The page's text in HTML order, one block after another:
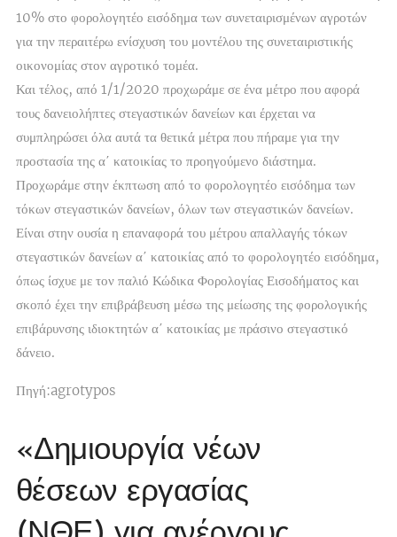
10% στο φορολογητέο εισόδημα των συνεταιρισμένων αγροτών
για την περαιτέρω ενίσχυση του μοντέλου της συνεταιριστικής
οικονομίας στον αγροτικό τομέα.
Και τέλος, από 1/1/2020 προχωράμε σε ένα μέτρο που αφορά
τους δανειολήπτες στεγαστικών δανείων και έρχεται να
συμπληρώσει όλα αυτά τα θετικά μέτρα που πήραμε για την
προστασία της α΄ κατοικίας το προηγούμενο διάστημα.
Προχωράμε στην έκπτωση από το φορολογητέο εισόδημα των
τόκων στεγαστικών δανείων, όλων των στεγαστικών δανείων.
Είναι στην ουσία η επαναφορά του μέτρου απαλλαγής τόκων
στεγαστικών δανείων α΄ κατοικίας από το φορολογητέο εισόδημα,
όπως ίσχυε με τον παλιό Κώδικα Φορολογίας Εισοδήματος και
σκοπό έχει την επιβράβευση μέσω της μείωσης της φορολογικής
επιβάρυνσης ιδιοκτητών α΄ κατοικίας με πράσινο στεγαστικό
δάνειο.
Πηγή:agrotypos
«Δημιουργία νέων
θέσεων εργασίας